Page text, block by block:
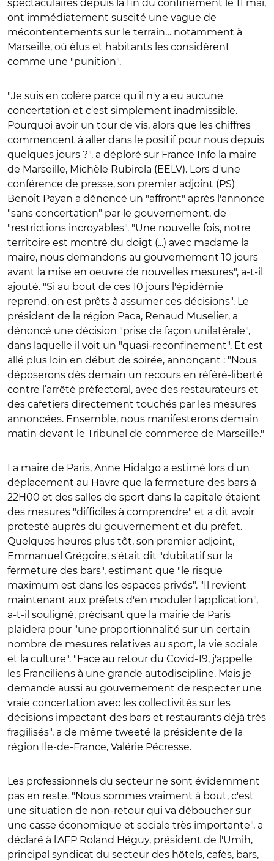
spectaculaires depuis la fin du confinement le 11 mai,
ont immédiatement suscité une vague de
mécontentements sur le terrain… notamment à
Marseille, où élus et habitants les considèrent
comme une "punition".
"Je suis en colère parce qu'il n'y a eu aucune
concertation et c'est simplement inadmissible.
Pourquoi avoir un tour de vis, alors que les chiffres
commencent à aller dans le positif pour nous depuis
quelques jours ?", a déploré sur France Info la maire
de Marseille, Michèle Rubirola (EELV). Lors d'une
conférence de presse, son premier adjoint (PS)
Benoît Payan a dénoncé un "affront" après l'annonce
"sans concertation" par le gouvernement, de
"restrictions incroyables". "Une nouvelle fois, notre
territoire est montré du doigt (...) avec madame la
maire, nous demandons au gouvernement 10 jours
avant la mise en oeuvre de nouvelles mesures", a-t-il
ajouté. "Si au bout de ces 10 jours l'épidémie
reprend, on est prêts à assumer ces décisions". Le
président de la région Paca, Renaud Muselier, a
dénoncé une décision "prise de façon unilatérale",
dans laquelle il voit un "quasi-reconfinement". Et est
allé plus loin en début de soirée, annonçant : "Nous
déposerons dès demain un recours en référé-liberté
contre l’arrêté préfectoral, avec des restaurateurs et
des cafetiers directement touchés par les mesures
annoncées. Ensemble, nous manifesterons demain
matin devant le Tribunal de commerce de Marseille."
La maire de Paris, Anne Hidalgo a estimé lors d'un
déplacement au Havre que la fermeture des bars à
22H00 et des salles de sport dans la capitale étaient
des mesures "difficiles à comprendre" et a dit avoir
protesté auprès du gouvernement et du préfet.
Quelques heures plus tôt, son premier adjoint,
Emmanuel Grégoire, s'était dit "dubitatif sur la
fermeture des bars", estimant que "le risque
maximum est dans les espaces privés". "Il revient
maintenant aux préfets d'en moduler l'application",
a-t-il souligné, précisant que la mairie de Paris
plaidera pour "une proportionnalité sur un certain
nombre de mesures relatives au sport, la vie sociale
et la culture". "Face au retour du Covid-19, j'appelle
les Franciliens à une grande autodiscipline. Mais je
demande aussi au gouvernement de respecter une
vraie concertation avec les collectivités sur les
décisions impactant des bars et restaurants déjà très
fragilisés", a de même tweeté la présidente de la
région Ile-de-France, Valérie Pécresse.
Les professionnels du secteur ne sont évidemment
pas en reste. "Nous sommes vraiment à bout, c'est
une situation de non-retour qui va déboucher sur
une casse économique et sociale très importante", a
déclaré à l'AFP Roland Héguy, président de l'Umih,
principal syndicat du secteur des hôtels, cafés, bars,